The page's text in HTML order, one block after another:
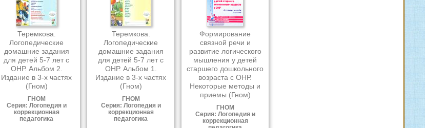
Теремкова.
Логопедические
домашние задания
для детей 5-7 лет с
ОНР. Альбом 2.
Издание в 3-х частях
(Гном)
ГНОМ
Серия: Логопедия и
коррекционная
педагогика
Теремкова.
Логопедические
домашние задания
для детей 5-7 лет с
ОНР. Альбом 1.
Издание в 3-х частях
(Гном)
ГНОМ
Серия: Логопедия и
коррекционная
педагогика
Формирование
связной речи и
развитие логического
мышления у детей
старшего дошкольного
возраста с ОНР.
Некоторые методы и
приемы (Гном)
ГНОМ
Серия: Логопедия и
коррекционная